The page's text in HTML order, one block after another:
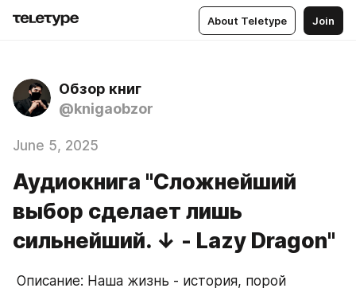
About Teletype Join
Обзор книг
@knigaobzor
June 5, 2025
Аудиокнига "Сложнейший
выбор сделает лишь
сильнейший. ↓ - Lazy Dragon"